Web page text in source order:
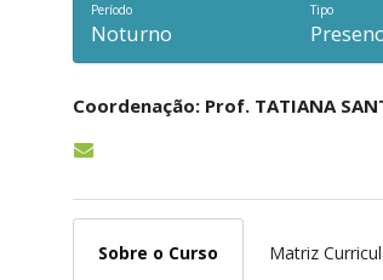
Período
Noturno
Tipo
Coordenação: Prof. TATIANA
Sobre o Curso Matriz